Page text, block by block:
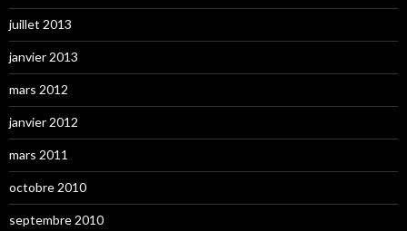
juillet 2013
janvier 2013
mars 2012
janvier 2012
mars 2011
octobre 2010
septembre 2010